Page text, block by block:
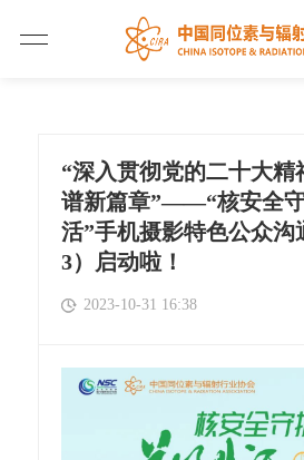
“深入贯彻党的二十大精
谱新篇章”——“核安全
活”手机摄影特色公众沟
3）启动啦！
2023-10-31 16:38